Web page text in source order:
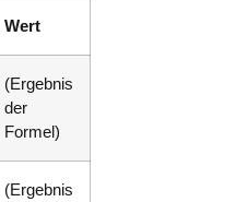
Wert
(Ergebnis
der
Formel)
(Ergebnis